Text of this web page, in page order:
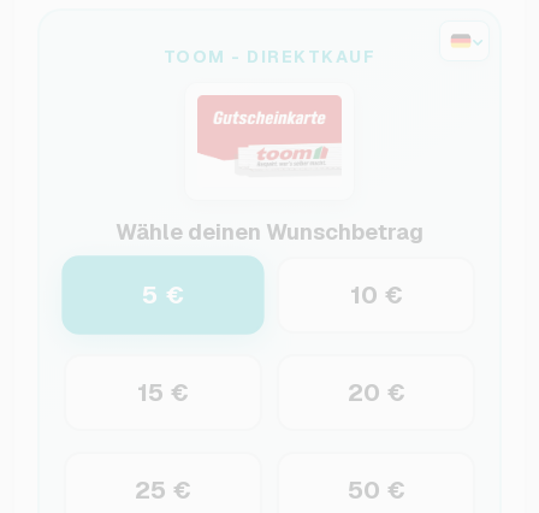
TOOM - DIREKTKAUF
Wähle deinen Wunschbetrag
5 € 10 €
15 € 20 €
25 € 50 €